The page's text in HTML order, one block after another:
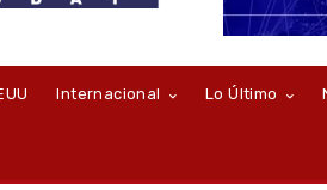
Internacional Lo Último